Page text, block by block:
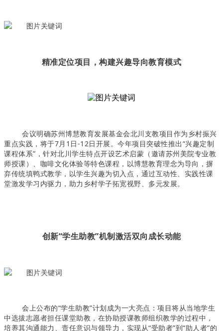
精准定位项目，构建兴趣导向教育模式
会议明确苏州博慧教育发展基金会北川支教项目作为乡村振兴
重点实践，将于7月1日-12日开展。今年项目突破性推出“兴趣定制
课程体系”，针对北川学生特点开设艺术启蒙（邀请苏州美院专业教
师授课）、咖啡文化体验等特色课程，以博慧教育理念为导向，摒
弃传统填鸭式教学，以学生兴趣为切入点，通过互动性、实践性课
堂激发学习内驱力，助力乡村学子拓宽视野、多元发展。
创新“学生助教”机制激活双向成长动能
会上公布的“学生助教”计划成为一大亮点：项目将从当地学生
中选拔志愿者担任课堂助教，在协助授课教师组织教学的过程中，
培养其沟通能力、责任意识与领导力，实现从“受助者”到“助人者”的